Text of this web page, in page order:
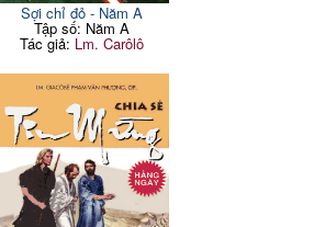
Sợi chỉ đỏ - Năm A
Tập số: Năm A
Tác giả: Lm. Carôlô